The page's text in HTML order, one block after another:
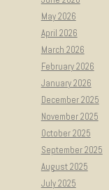
May 2026
April 2026
March 2026
February 2026
January 2026
December 2025
November 2025
October 2025
September 2025
August 2025
July 2025